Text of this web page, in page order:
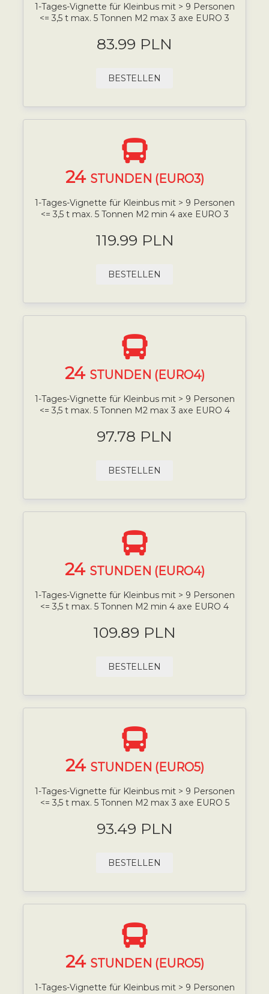
1-Tages-Vignette für Kleinbus mit > 9 Personen
<= 3,5 t max. 5 Tonnen M2 max 3 axe EURO 3
83.99 PLN
BESTELLEN
24 STUNDEN (EURO3)
1-Tages-Vignette für Kleinbus mit > 9 Personen
<= 3,5 t max. 5 Tonnen M2 min 4 axe EURO 3
119.99 PLN
BESTELLEN
24 STUNDEN (EURO4)
1-Tages-Vignette für Kleinbus mit > 9 Personen
<= 3,5 t max. 5 Tonnen M2 max 3 axe EURO 4
97.78 PLN
BESTELLEN
24 STUNDEN (EURO4)
1-Tages-Vignette für Kleinbus mit > 9 Personen
<= 3,5 t max. 5 Tonnen M2 min 4 axe EURO 4
109.89 PLN
BESTELLEN
24 STUNDEN (EURO5)
1-Tages-Vignette für Kleinbus mit > 9 Personen
<= 3,5 t max. 5 Tonnen M2 max 3 axe EURO 5
93.49 PLN
BESTELLEN
24 STUNDEN (EURO5)
1-Tages-Vignette für Kleinbus mit > 9 Personen